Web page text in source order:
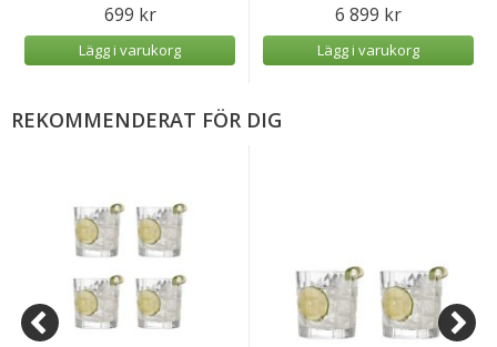
699 kr
Lägg i varukorg
6 899 kr
Lägg i varukorg
REKOMMENDERAT FÖR DIG